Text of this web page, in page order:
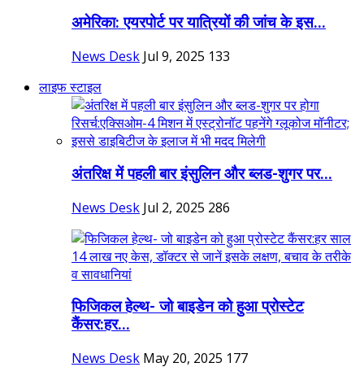
अमेरिका: एयरपोर्ट पर यात्रियों की जांच के इस...
News Desk Jul 9, 2025 133
लाइफ स्टाइल
अंतरिक्ष में पहली बार इंसुलिन और ब्लड-शुगर पर...
News Desk Jul 2, 2025 286
फिजिकल हेल्थ- जो बाइडेन को हुआ प्रोस्टेट
कैंसर:हर...
News Desk May 20, 2025 177